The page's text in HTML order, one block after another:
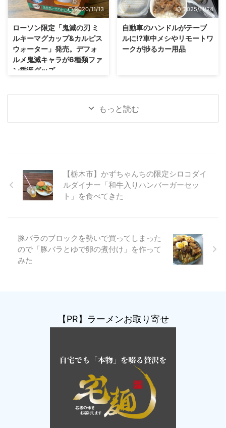
2020/11/13
ローソン限定「鬼滅の刃 ミ
ルキーマグカップ&カルピス
ウォーター」発売。デフォ
ルメ鬼滅キャラが6種類ファ
ン垂涎グッズ
2025/11/24
自動車のハンドルがテーブ
ルに!?車中メシやリモートワ
ークが捗るカー用品
もっと読む
【栃木市】かずちゃんちの限定シロコダイ
ルダイナー「和牛入りハンバーガーセッ
ト」を食べてきた
豚バラのブロックを勢いで買ってしまった
ので「豚バラとゆで卵の煮付け」を作って
みた
【PR】ラーメンお取り寄せ